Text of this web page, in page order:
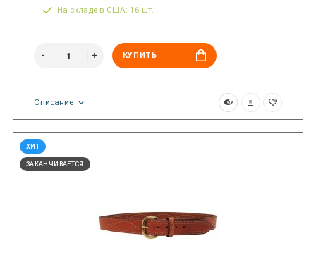
На складе в США: 16 шт.
КУПИТЬ
Описание
ХИТ
ЗАКАНЧИВАЕТСЯ